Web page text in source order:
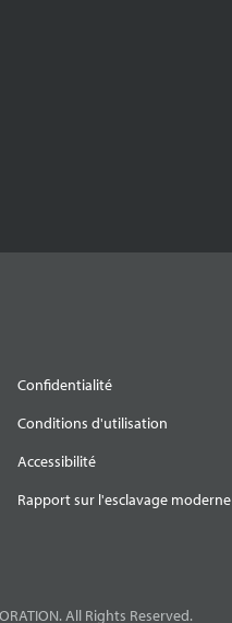
Confidentialité
Conditions d'utilisation
Accessibilité
Rapport sur l'esclavage moderne
All Rights Reserved.